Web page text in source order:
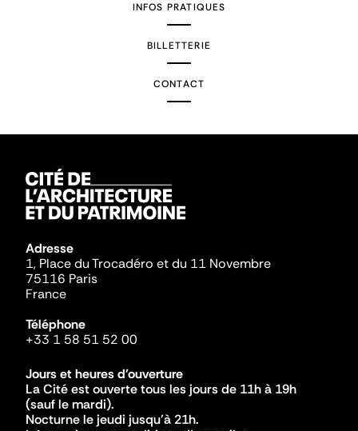
INFOS PRATIQUES
BILLETTERIE
CONTACT
Adresse
1, Place du Trocadéro et du 11 Novembre
75116 Paris
France
Téléphone
+33 1 58 51 52 00
Jours et heures d'ouverture
La Cité est ouverte tous les jours de 11h à 19h
(sauf le mardi).
Nocturne le jeudi jusqu'à 21h.